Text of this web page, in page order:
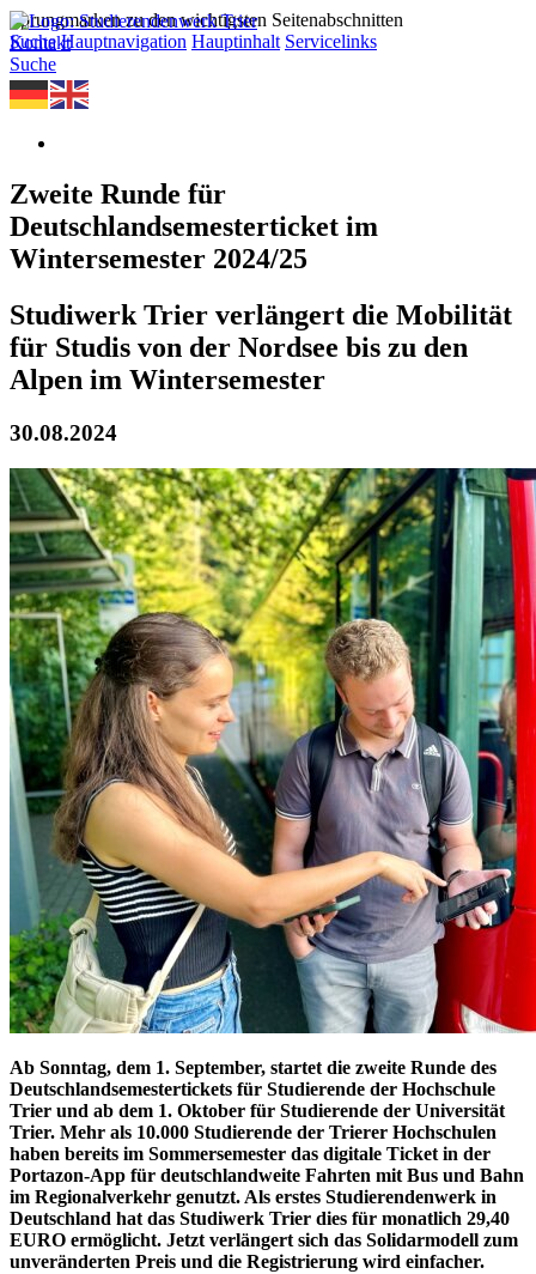
Sprungmarken zu den wichtigsten Seitenabschnitten
Suche Hauptnavigation Hauptinhalt Servicelinks
Kontakt
Suche
Zweite Runde für
Deutschlandsemesterticket im
Wintersemester 2024/25
Studiwerk Trier verlängert die Mobilität
für Studis von der Nordsee bis zu den
Alpen im Wintersemester
30.08.2024
Ab Sonntag, dem 1. September, startet die zweite Runde des
Deutschlandsemestertickets für Studierende der Hochschule
Trier und ab dem 1. Oktober für Studierende der Universität
Trier. Mehr als 10.000 Studierende der Trierer Hochschulen
haben bereits im Sommersemester das digitale Ticket in der
Portazon-App für deutschlandweite Fahrten mit Bus und Bahn
im Regionalverkehr genutzt. Als erstes Studierendenwerk in
Deutschland hat das Studiwerk Trier dies für monatlich 29,40
EURO ermöglicht. Jetzt verlängert sich das Solidarmodell zum
unveränderten Preis und die Registrierung wird einfacher.